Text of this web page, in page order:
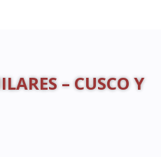
– CUSCO Y